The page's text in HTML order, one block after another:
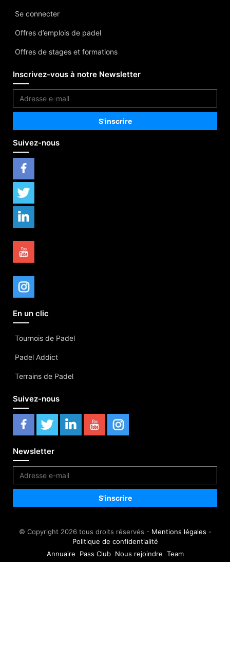
Se connecter
Offres d’emplois de padel
Offres de stages et formations
Inscrivez-vous à notre Newsletter
Suivez-nous
En un clic
Tournois de Padel
Padel Addict
Terrains de Padel
Suivez-nous
Newsletter
© Copyright 2026 tous droits réservés - Mentions légales -
Politique de confidentialité
Annuaire
Pass Club Nous rejoindre Team